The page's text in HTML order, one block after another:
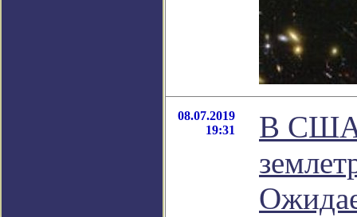
08.07.2019
19:31
В США